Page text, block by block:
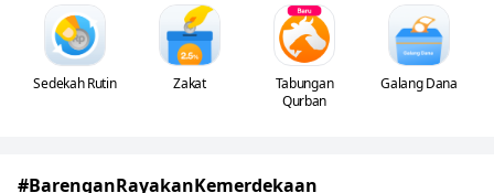
Sedekah Rutin Zakat
Tabungan
Qurban
Galang Dana
#BarenganRayakanKemerdekaan